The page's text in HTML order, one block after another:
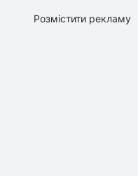
Розмістити рекламу